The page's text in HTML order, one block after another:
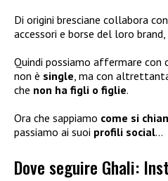
Di origini bresciane collabora
accessori e borse del loro brand,
Quindi possiamo affermare con
non è single, ma con
che non ha figli o figlie.
Ora che sappiamo come si
passiamo ai suoi profili social…
Dove seguire Ghali: